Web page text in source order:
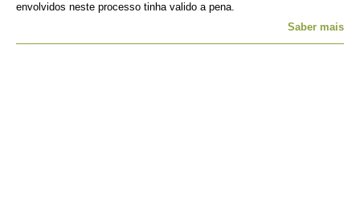
envolvidos neste processo tinha valido a pena.
Saber mais